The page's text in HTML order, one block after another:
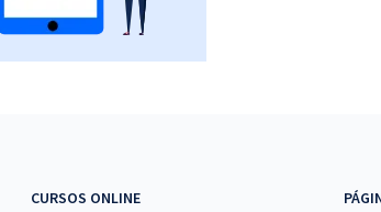
CURSOS ONLINE